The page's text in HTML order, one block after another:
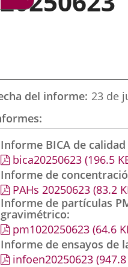
del informe 23 de
Informe BICA de
bica20250623 (196.5
Informe de
PAHs 20250623 (83.2
Informe de partículas
gravimétrico
pm1020250623 (64.6
Informe de ensayos de
infoen20250623 (947.8